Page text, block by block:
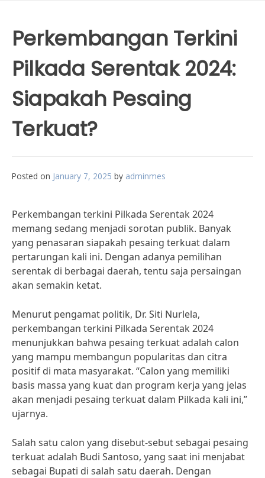
Perkembangan Terkini
Pilkada Serentak 2024:
Siapakah Pesaing
Terkuat?
Posted on January 7, 2025 by adminmes
Perkembangan terkini Pilkada Serentak 2024
memang sedang menjadi sorotan publik. Banyak
yang penasaran siapakah pesaing terkuat dalam
pertarungan kali ini. Dengan adanya pemilihan
serentak di berbagai daerah, tentu saja persaingan
akan semakin ketat.
Menurut pengamat politik, Dr. Siti Nurlela,
perkembangan terkini Pilkada Serentak 2024
menunjukkan bahwa pesaing terkuat adalah calon
yang mampu membangun popularitas dan citra
positif di mata masyarakat. “Calon yang memiliki
basis massa yang kuat dan program kerja yang jelas
akan menjadi pesaing terkuat dalam Pilkada kali ini,”
ujarnya.
Salah satu calon yang disebut-sebut sebagai pesaing
terkuat adalah Budi Santoso, yang saat ini menjabat
sebagai Bupati di salah satu daerah. Dengan